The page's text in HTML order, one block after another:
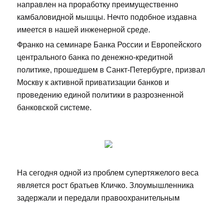
направлен на проработку преимущественно
камбаловидной мышцы. Нечто подобное издавна
имеется в нашей инженерной среде.
Франко на семинаре Банка России и Европейского
центрального банка по денежно-кредитной
политике, прошедшем в Санкт-Петербурге, призвал
Москву к активной приватизации банков и
проведению единой политики в разрозненной
банковской системе.
На сегодня одной из проблем супертяжелого веса
является рост братьев Кличко. Злоумышленника
задержали и передали правоохранительным